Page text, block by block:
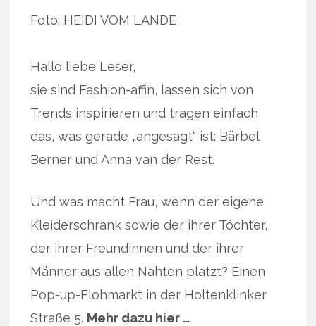
Foto: HEIDI VOM LANDE
Hallo liebe Leser,
sie sind Fashion-affin, lassen sich von
Trends inspirieren und tragen einfach
das, was gerade „angesagt“ ist: Bärbel
Berner und Anna van der Rest.
Und was macht Frau, wenn der eigene
Kleiderschrank sowie der ihrer Töchter,
der ihrer Freundinnen und der ihrer
Männer aus allen Nähten platzt? Einen
Pop-up-Flohmarkt in der Holtenklinker
Straße 5. Mehr dazu hier …